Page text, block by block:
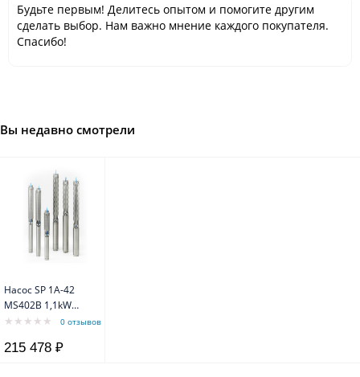
Будьте первым! Делитесь опытом и помогите другим
сделать выбор. Нам важно мнение каждого покупателя.
Спасибо!
Вы недавно смотрели
Насос SP 1A-42
MS402B 1,1kW
3x380V 50Hz0 отзывов
215 478 ₽